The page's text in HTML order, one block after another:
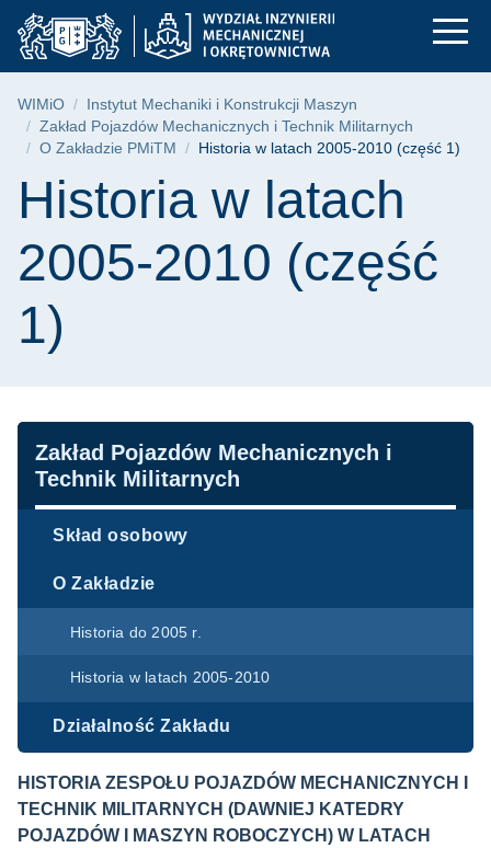
Przejdź
do
menu
Przejdź
do
wyszukiwarki
Przejdź
do
treści
Historia w latach
Ścieżka nawigacyjna
WIMiO
Instytut Mechaniki i Konstrukcji Maszyn
Zakład Pojazdów Mechanicznych i Technik Militarnych
O Zakładzie PMiTM
Historia w latach 2005-2010 (część 1)
Treść strony
Historia w latach
2005-2010 (część
1)
Nawigacja
Zakład Pojazdów Mechanicznych i
Technik Militarnych
Skład osobowy
O Zakładzie
Historia do 2005 r.
Historia w latach 2005-2010
Działalność Zakładu
HISTORIA ZESPOŁU POJAZDÓW MECHANICZNYCH I
TECHNIK MILITARNYCH (DAWNIEJ KATEDRY
POJAZDÓW I MASZYN ROBOCZYCH) W LATACH